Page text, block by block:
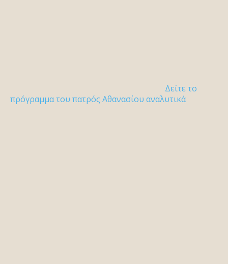
Δείτε το
πρόγραμμα του πατρός Αθανασίου αναλυτικά